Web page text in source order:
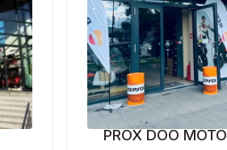
PROX DOO